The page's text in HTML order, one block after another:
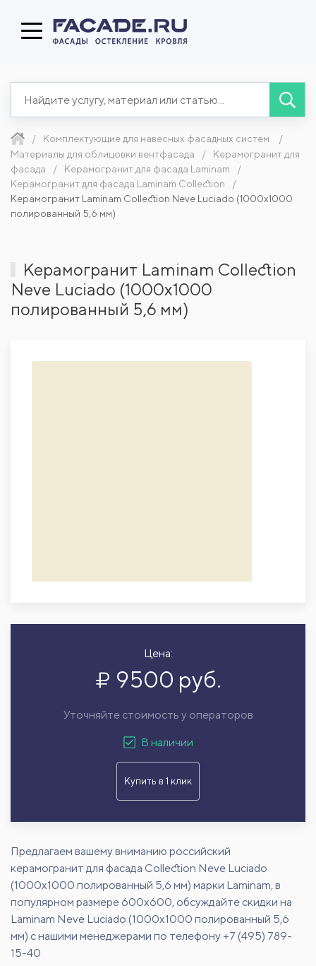
Комплектующие для навесных фасадных систем
Материалы для облицовки вентфасада
Керамогранит для
фасада
Керамогранит для фасада Laminam
Керамогранит для фасада Laminam Collection
Керамогранит Laminam Collection Neve Luciado (1000x1000
полированный 5,6 мм)
Керамогранит Laminam Collection
Neve Luciado (1000x1000
полированный 5,6 мм)
Цена:
9500 руб.
Уточняйте стоимость у операторов
В наличии
Купить в 1 клик
Предлагаем вашему вниманию российский
керамогранит для фасада Collection Neve Luciado
(1000x1000 полированный 5,6 мм) марки Laminam, в
популярном размере 600х600, обсуждайте скидки на
Laminam Neve Luciado (1000x1000 полированный 5,6
мм) с нашими менеджерами по телефону +7 (495) 789-
15-40